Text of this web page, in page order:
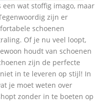
wat stoffig imago, maar
zijn er
schoenen
Of je nu veel loopt,
houdt van schoenen
zijn de perfecte
in te leveren op stijl! In
je moet weten over
zonder in te boeten op